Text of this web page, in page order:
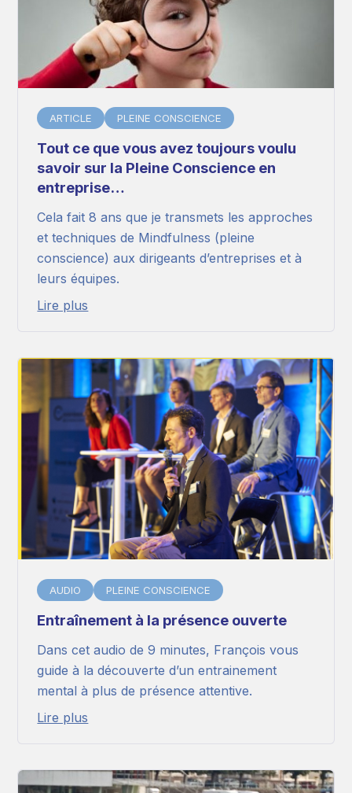
ARTICLE PLEINE CONSCIENCE
Tout ce que vous avez toujours voulu
savoir sur la Pleine Conscience en
entreprise…
Cela fait 8 ans que je transmets les approches
et techniques de Mindfulness (pleine
conscience) aux dirigeants d’entreprises et à
leurs équipes.
Lire plus
AUDIO PLEINE CONSCIENCE
Entraînement à la présence ouverte
Dans cet audio de 9 minutes, François vous
guide à la découverte d’un entrainement
mental à plus de présence attentive.
Lire plus